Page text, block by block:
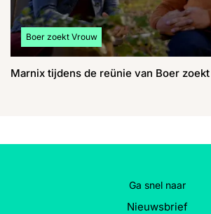
Bekijk meer artikelen over:
Boer zoekt Vrouw
Marnix tijdens de reünie van Boer
Ga snel naar
Nieuwsbrief